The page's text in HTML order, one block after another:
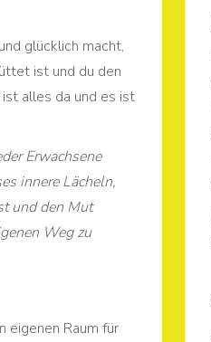
glücklich macht,
ist und du den
alles da und es ist
Erwachsene
innere Lächeln,
und den Mut
Weg zu
eigenen Raum für